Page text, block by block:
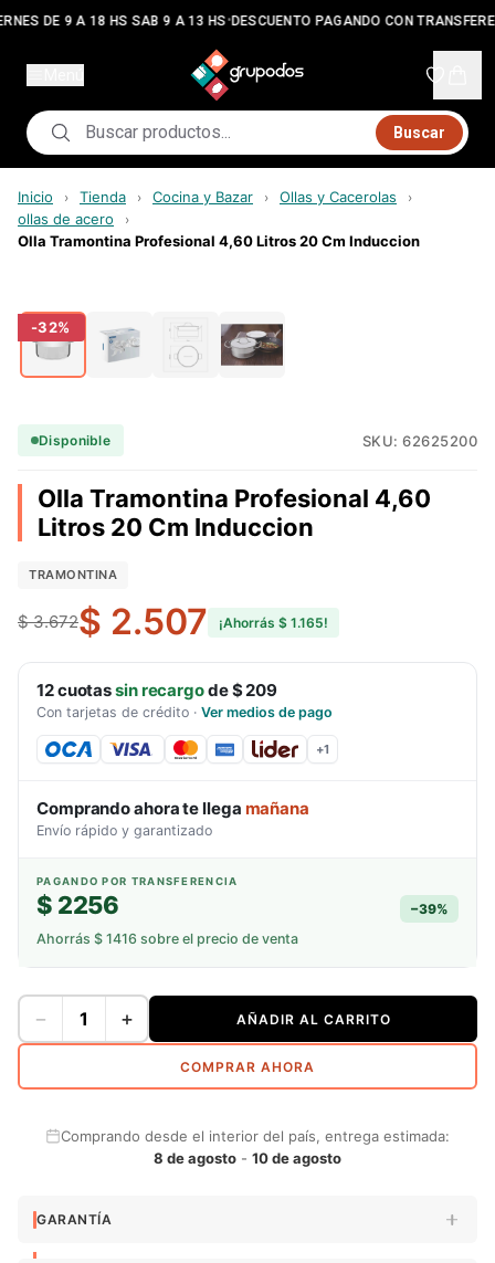
DE 9 A 18 HS SAB 9 A 13 HS•DESCUENTO PAGANDO CON
Buscar
Inicio › Tienda › Cocina y Bazar › Ollas y Cacerolas ›
ollas de acero ›
Olla Tramontina Profesional 4,60 Litros 20 Cm Induccion
-32%
Disponible SKU: 62625200
Olla Tramontina Profesional 4,60
Litros 20 Cm Induccion
TRAMONTINA
$ 3.672$ 2.507 ¡Ahorrás $ 1.165!
12cuotassin recargode$ 209
Con tarjetas de crédito · Ver medios de pago
+1
Comprando ahora te llega mañana
Envío rápido y garantizado
PAGANDO POR TRANSFERENCIA
$ 2256 −39%
Ahorrás $ 1416 sobre el precio de venta
− + AÑADIR AL CARRITO
COMPRAR AHORA
Comprando desde el interior del país, entrega estimada:
8 de agosto - 10 de agosto
GARANTÍA